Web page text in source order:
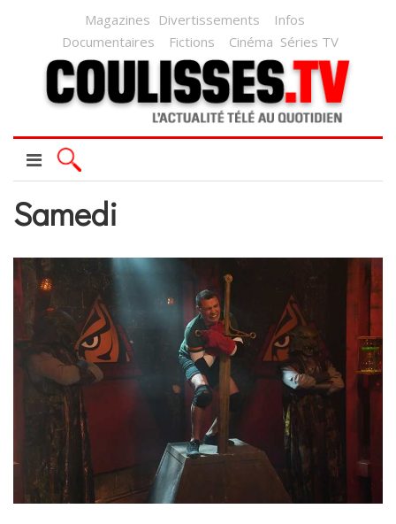
Magazines Divertissements
Infos
Documentaires
Fictions Cinéma Séries TV
Samedi